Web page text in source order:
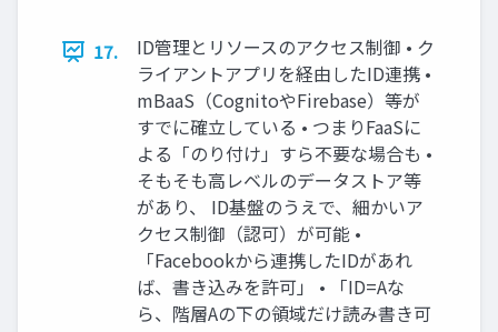
17.
ID管理とリソースのアクセス制御 • ク
ライアントアプリを経由したID連携 •
mBaaS（CognitoやFirebase）等が
すでに確立している • つまりFaaSに
よる「のり付け」すら不要な場合も •
そもそも高レベルのデータストア等
があり、 ID基盤のうえで、細かいア
クセス制御（認可）が可能 •
「Facebookから連携したIDがあれ
ば、書き込みを許可」 • 「ID=Aな
ら、階層Aの下の領域だけ読み書き可